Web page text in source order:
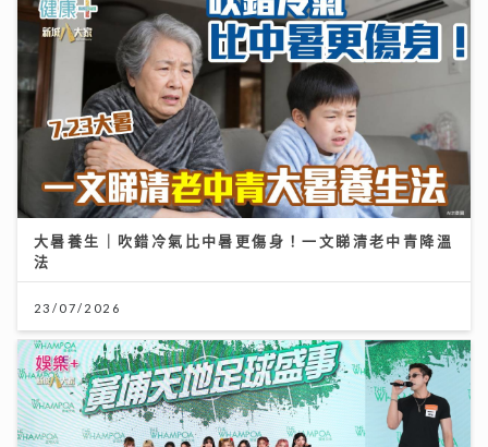
大暑養生｜吹錯冷氣比中暑更傷身！一文睇清老中青降溫
法
23/07/2026